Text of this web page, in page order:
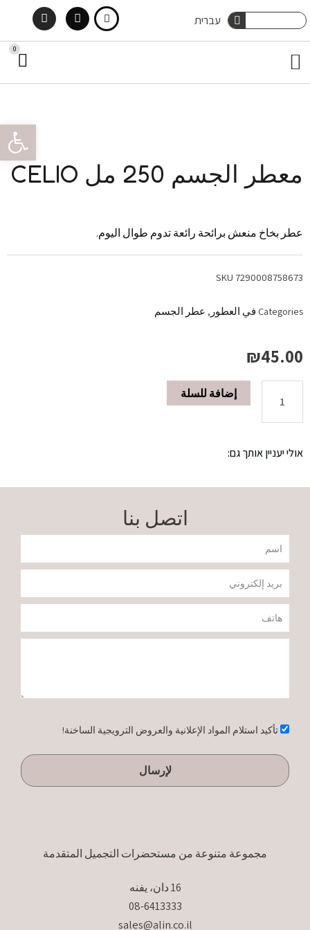
Skip
content
Search
Search
עברית
Facebook
Menu
0
معطر الجسم 250 مل CELIO
عطر بخاخ منعش برائحة رائعة تدوم طوال اليوم.
SKU 7290008758673
Categories في العطور , عطر الجسم
₪45.00
معطر
CELIO
quantity
إضافة للسلة
אולי יעניין אותך גם:
اتصل بنا
שם
דוא"ל
טלפון
אישורتأكيد استلام المواد الإعلانية والعروض الترويجية الساخنة!
لإرسال
مجموعة متنوعة من مستحضرات التجميل المتقدمة
16 دان، يفنه
08-6413333
sales@alin.co.il